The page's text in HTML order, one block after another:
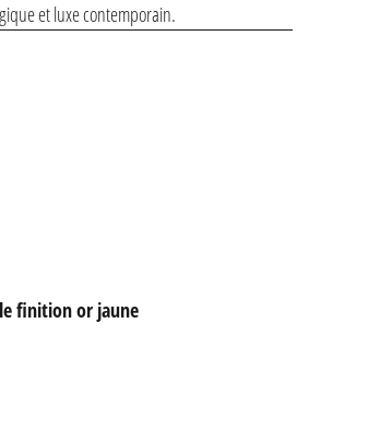
et luxe contemporain.
finition or jaune